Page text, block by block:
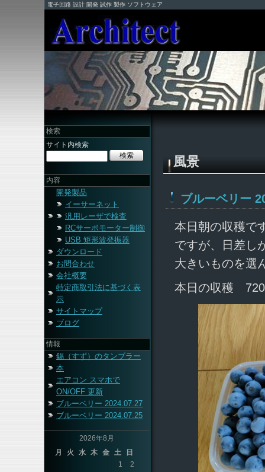
電子回路 設計 開発 試作 製作 ソフトウェア
風景
ブルーベリー
本日朝の収穫で
ですが、日差し
大きいものを選
本日の収穫
検索
サイト内検索
内容
開発製品
イーサーネット
汎用レーザで検査
RCサーボモーター制御
USB 矩形波発振器
ダウンロード
お問合わせ
会社概要
特定商取引法に基づく表
示
サイトマップ
ブログ
情報
錫（すず）のタンブラー
本
エアコン スマホで
ON/OFF 更新
ブルーベリー 2024.07.27
ブルーベリー 2024.07.25
2026年8月
月
火 水 木 金 土
日
1
2